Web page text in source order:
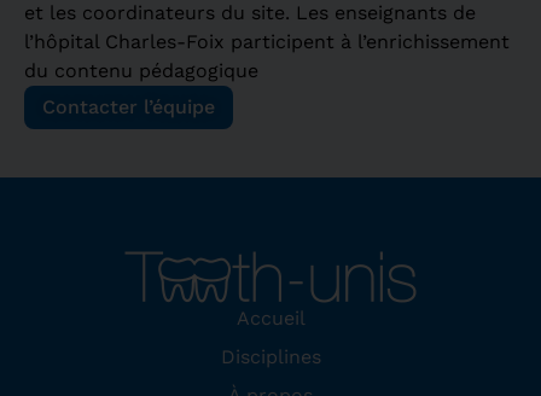
et les coordinateurs du site. Les enseignants de
l’hôpital Charles-Foix participent à l’enrichissement
du contenu pédagogique
Contacter l’équipe
Accueil
Disciplines